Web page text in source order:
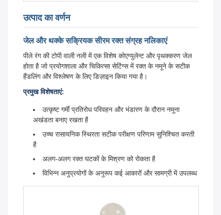
उत्पाद का वर्णन
जेल और थक्के सक्रियक सीरम रक्त संग्रह नलिकाएं
पीले रंग की टोपी वाली नली में एक विशेष कोएग्युलेन्ट और पृथक्करण जेल
होता है जो प्रयोगशाला और चिकित्सा सेटिंग्स में रक्त के नमूने के सटीक
हैंडलिंग और विश्लेषण के लिए डिज़ाइन किया गया है।
प्रमुख विशेषताएं:
उत्कृष्ट गर्मी प्रतिरोध परिवहन और भंडारण के दौरान नमूना
अखंडता बनाए रखता है
उच्च रासायनिक स्थिरता सटीक परीक्षण परिणाम सुनिश्चित करती
है
अलग-अलग रक्त घटकों के मिश्रण को रोकता है
विभिन्न अनुप्रयोगों के अनुरूप कई आकारों और सामग्री में उपलब्ध